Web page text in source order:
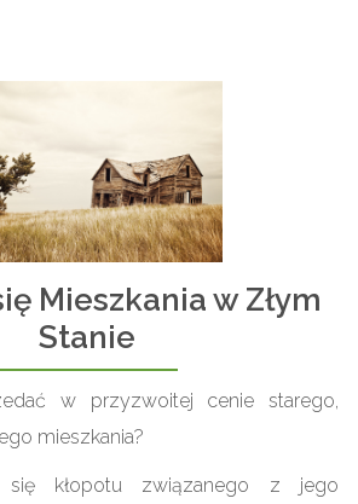
Mieszkania w Złym
Stanie
w przyzwoitej cenie starego,
mieszkania?
kłopotu związanego z jego